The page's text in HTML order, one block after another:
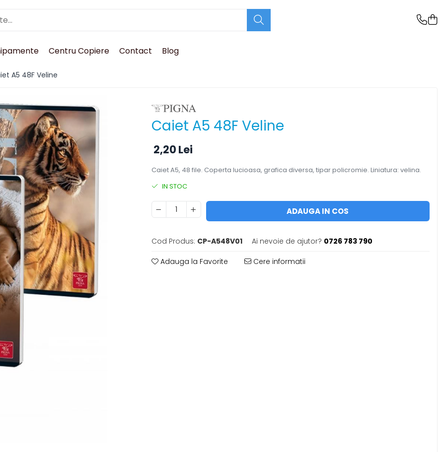
Centru Copiere Contact Blog
A5 48F Veline
Caiet A5 48F Veline
2,20 Lei
Caiet A5, 48 file. Coperta lucioasa, grafica diversa, tipar policromie. Liniatura: velina.
IN STOC
ADAUGA IN COS
Cod Produs: CP-A548V01 Ai nevoie de ajutor? 0726 783 790
Adauga la Favorite Cere informatii